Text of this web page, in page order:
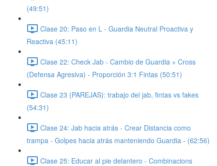
(49:51)
Clase 20: Paso en L - Guardia Neutral Proactiva y
Reactiva (45:11)
Clase 22: Check Jab - Cambio de Guardia + Cross
(Defensa Agresiva) - Proporción 3:1 Fintas (50:51)
Clase 23 (PAREJAS): trabajo del jab, fintas vs fakes
(54:31)
Clase 24: Jab hacia atrás - Crear Distancia como
trampa - Golpes hacia atrás manteniendo Guardia - (62:56)
Clase 25: Educar al pie delantero - Combinacions